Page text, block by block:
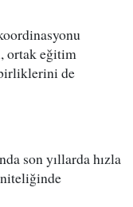
ortak eğitim
de
son yıllarda hızla